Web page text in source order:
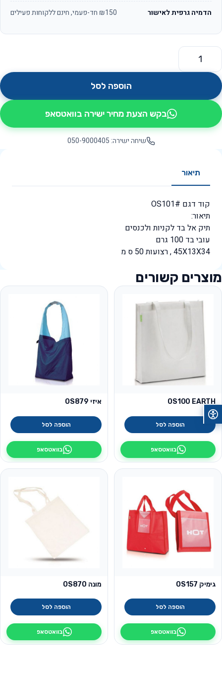
הדמיה גרפית לאישור ₪150 חד-פעמי, חינם ללקוחות פעילים
כמות של OS101 NATURE
הוספה לסל
בקש הצעת מחיר ישירה בוואטסאפ
שיחה ישירה: 050-9000405
תיאור
קוד דגם #OS101
תיאור:
תיק אל בד לקניות ולכנסים
עובי בד 100 גרם
45X13X34 , רצועות 50 ס מ
מוצרים קשורים
OS100 EARTH
הוספה לסל
בוואטסאפ
איזי OS879
הוספה לסל
בוואטסאפ
גימיק OS157
הוספה לסל
בוואטסאפ
מונה OS870
הוספה לסל
בוואטסאפ